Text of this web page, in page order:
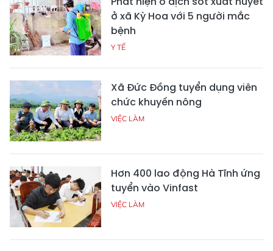
ở xã Kỳ Hoa với 5 người mắc
bệnh
Y TẾ
Xã Đức Đồng tuyển dụng viên
chức khuyến nông
VIỆC LÀM
Hơn 400 lao động Hà Tĩnh ứng
tuyển vào Vinfast
VIỆC LÀM